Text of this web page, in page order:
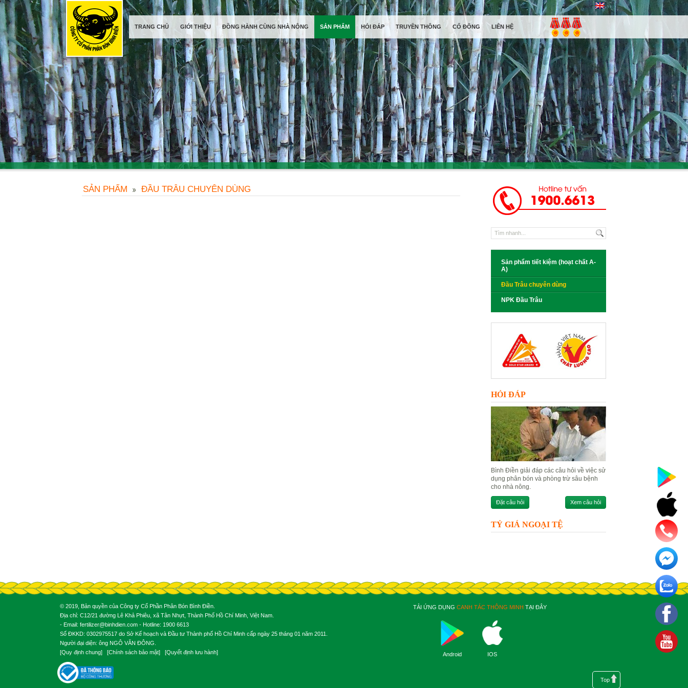
TRANG CHỦ GIỚI THIỆU ĐỒNG HÀNH CÙNG NHÀ NÔNG SẢN PHẨM HỎI ĐÁP TRUYỀN THÔNG CỔ ĐÔNG LIÊN HỆ
SẢN PHẨM ĐẦU TRÂU CHUYÊN DÙNG
Sản phẩm tiết kiệm (hoạt chất A-
A)
Đầu Trâu chuyên dùng
NPK Đầu Trâu
HỎI ĐÁP
Bình Điền giải đáp các câu hỏi về việc sử
dụng phân bón và phòng trừ sâu bệnh
cho nhà nông.
Đặt câu hỏi Xem câu hỏi
TỶ GIÁ NGOẠI TỆ
Top
© 2019, Bản quyền của Công ty Cổ Phần Phân Bón Bình Điền.
Địa chỉ: C12/21 đường Lê Khả Phiêu, xã Tân Nhựt, Thành Phố Hồ Chí Minh, Việt Nam.
- Email: fertilizer@binhdien.com - Hotline: 1900 6613
Số ĐKKD: 0302975517 do Sở Kế hoạch và Đầu tư Thành phố Hồ Chí Minh cấp ngày 25 tháng 01 năm 2011.
Người đại diện: ông NGÔ VĂN ĐÔNG.
[Quy định chung] [Chính sách bảo mật] [Quyết định lưu hành]
TẢI ỨNG DỤNG CANH TÁC THÔNG MINH TẠI ĐÂY
Android IOS